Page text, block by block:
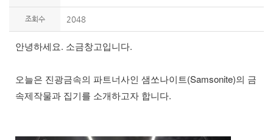
조회수 2048
안녕하세요. 소금창고입니다.
오늘은 진광금속의 파트너사인 샘쏘나이트(Samsonite)의 금
속제작물과 집기를 소개하고자 합니다.